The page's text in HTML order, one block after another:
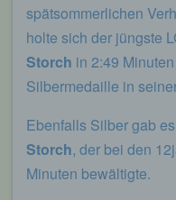
spätsommerlichen
holte sich der jüngste
Storch in 2:49
Silbermedaille in
Ebenfalls Silber gab
Storch, der bei den
Minuten bewältigte.
anonym erhobenen
ferner mit dem Ziel
und die
zu erhöhen, um
anonymen Daten
getrennt von allen
angegebenen